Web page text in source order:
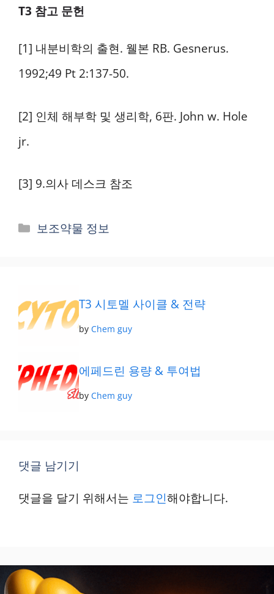
T3 참고 문헌
[1] 내분비학의 출현. 웰본 RB. Gesnerus.
1992;49 Pt 2:137-50.
[2] 인체 해부학 및 생리학, 6판. John w. Hole
jr.
[3] 9.의사 데스크 참조
카
보조약물 정보
T3 시토멜 사이클 & 전략
byChem guy
에페드린 용량 & 투여법
byChem guy
댓글 남기기
댓글을 달기 위해서는 로그인해야합니다.